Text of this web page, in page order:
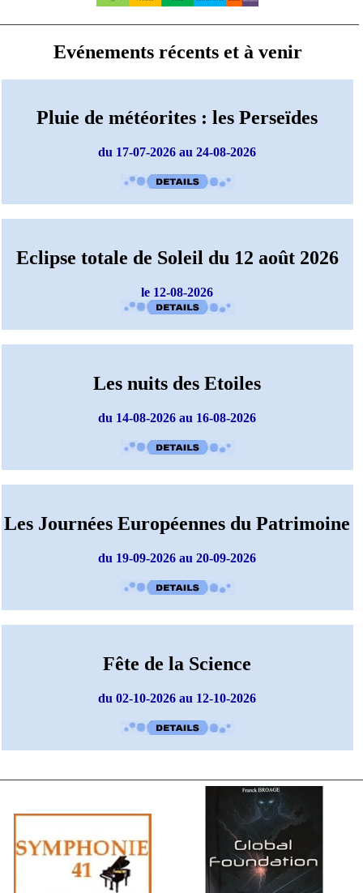
Evénements récents et à venir
Pluie de météorites : les Perseïdes
du 17-07-2026 au 24-08-2026
Eclipse totale de Soleil du 12 août 2026
le 12-08-2026
Les nuits des Etoiles
du 14-08-2026 au 16-08-2026
Les Journées Européennes du Patrimoine
du 19-09-2026 au 20-09-2026
Fête de la Science
du 02-10-2026 au 12-10-2026